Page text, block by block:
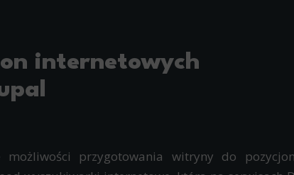
internetowych
przygotowania witryny do